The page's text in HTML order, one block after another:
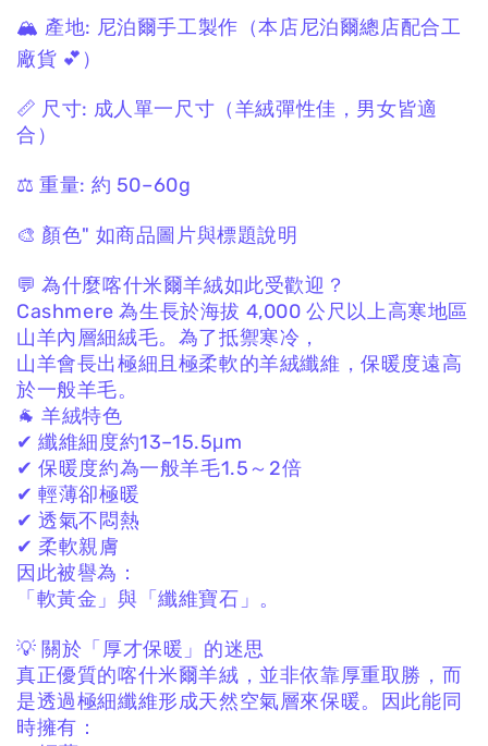
🏔 產地: 尼泊爾手工製作 （本店尼泊爾總店配合工
廠貨 💕）
📏 尺寸: 成人單一尺寸 （羊絨彈性佳，男女皆適
合）
⚖️ 重量: 約 50–60g
🎨 顏色" 如商品圖片與標題說明
💬 為什麼喀什米爾羊絨如此受歡迎？
Cashmere 為生長於海拔 4,000 公尺以上高寒地區
山羊內層細絨毛。 為了抵禦寒冷，
山羊會長出極細且極柔軟的羊絨纖維，保暖度遠高
於一般羊毛。
🐐 羊絨特色
✔ 纖維細度約13–15.5μm
✔ 保暖度約為一般羊毛1.5～2倍
✔ 輕薄卻極暖
✔ 透氣不悶熱
✔ 柔軟親膚
因此被譽為：
「軟黃金」與「纖維寶石」。
💡 關於「厚才保暖」的迷思
真正優質的喀什米爾羊絨， 並非依靠厚重取勝， 而
是透過極細纖維形成天然空氣層來保暖。
因此能同
時擁有：